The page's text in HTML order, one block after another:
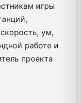
игры
ум,
работе и
проекта